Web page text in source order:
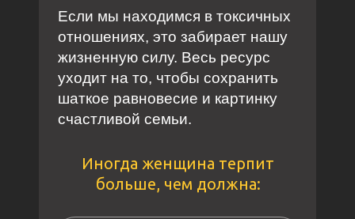
терпетьили разрушать.
Если мы находимся в токсичных
отношениях, это забирает нашу
жизненную силу. Весь ресурс
уходит на то, чтобы сохранить
шаткое равновесие и картинку
счастливой семьи.
Иногда женщина терпит
больше, чем должна: